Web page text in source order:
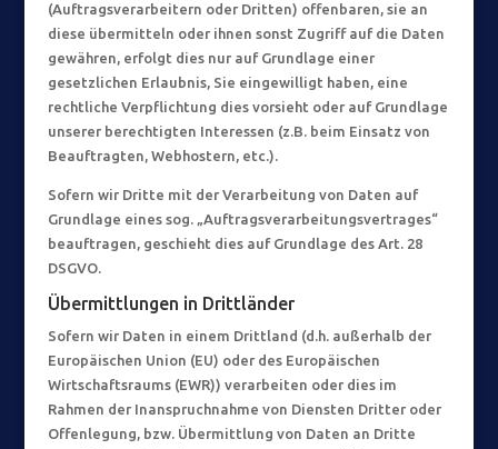
(Auftragsverarbeitern oder Dritten) offenbaren, sie an
diese übermitteln oder ihnen sonst Zugriff auf die Daten
gewähren, erfolgt dies nur auf Grundlage einer
gesetzlichen Erlaubnis, Sie eingewilligt haben, eine
rechtliche Verpflichtung dies vorsieht oder auf Grundlage
unserer berechtigten Interessen (z.B. beim Einsatz von
Beauftragten, Webhostern, etc.).
Sofern wir Dritte mit der Verarbeitung von Daten auf
Grundlage eines sog. „Auftragsverarbeitungsvertrages“
beauftragen, geschieht dies auf Grundlage des Art. 28
DSGVO.
Übermittlungen in Drittländer
Sofern wir Daten in einem Drittland (d.h. außerhalb der
Europäischen Union (EU) oder des Europäischen
Wirtschaftsraums (EWR)) verarbeiten oder dies im
Rahmen der Inanspruchnahme von Diensten Dritter oder
Offenlegung, bzw. Übermittlung von Daten an Dritte